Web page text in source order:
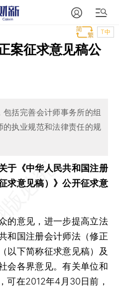
T中
案征求意见稿公
括完善会计师事务所的组
执业规范和法律责任的规
于《中华人民共和国注册
求意见稿）》公开征求意
意见，进一步提高立法
和国注册会计师法（修正
以下简称征求意见稿）及
会各界意见。有关单位和
可在2012年4月30日前，